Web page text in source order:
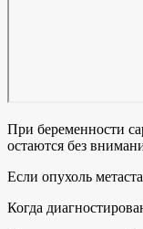
При беременности
остаются без
Если опухоль
Когда